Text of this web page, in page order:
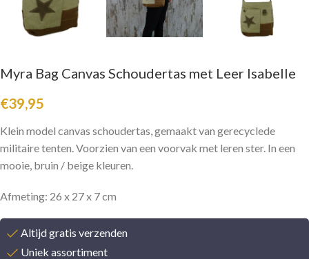
Myra Bag Canvas Schoudertas met Leer Isabelle
€39,95
Klein model canvas schoudertas, gemaakt van gerecyclede
militaire tenten. Voorzien van een voorvak met leren ster. In een
mooie, bruin / beige kleuren.
Afmeting: 26 x 27 x 7 cm
Altijd gratis verzenden
Uniek assortiment